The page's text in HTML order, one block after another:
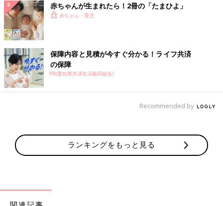
赤ちゃんが生まれたら！2冊の「たまひよ」
赤ちゃん・育児
保障内容と見積が今すぐ分かる！ライフ共済
の保障
PR(愛知県共済生活協同組合)
Recommended by
ランキングをもっと見る